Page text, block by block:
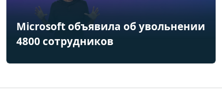
Microsoft объявила об увольнении
4800 сотрудников